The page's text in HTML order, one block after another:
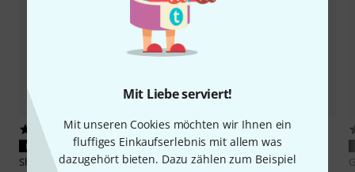
Mit Liebe serviert!
Mit unseren Cookies möchten wir Ihnen ein
fluffiges Einkaufserlebnis mit allem was
dazugehört bieten. Dazu zählen zum Beispiel
111
PASST GARANTIERT
Shure RK 345
13
PASST GARANTIERT
ShureA7WS